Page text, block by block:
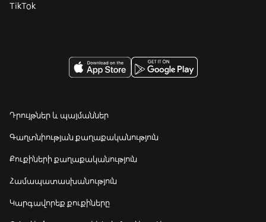
TikTok
Դրույթներ և պայմաններ
Գաղտնիության քաղաքականություն
Քուքիների քաղաքականություն
Համապատասխանություն
Կարգավորեք քուքիները